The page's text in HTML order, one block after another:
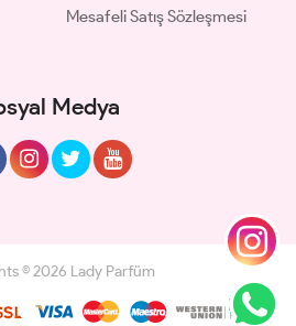
Mesafeli Satış Sözleşmesi
Medya
© 2026 Lady Parfüm